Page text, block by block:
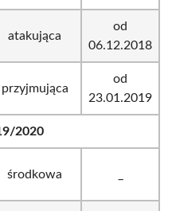
atakująca
od
06.12.2018
przyjmująca
od
23.01.2019
2020
środkowa